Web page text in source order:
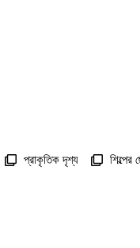
প্রাকৃতিক দৃশ্য শিল্পের